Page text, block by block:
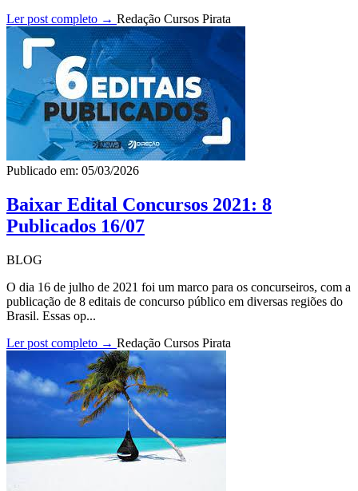
Ler post completo → Redação Cursos Pirata
Publicado em: 05/03/2026
Baixar Edital Concursos 2021: 8
Publicados 16/07
BLOG
O dia 16 de julho de 2021 foi um marco para os concurseiros, com a
publicação de 8 editais de concurso público em diversas regiões do
Brasil. Essas op...
Ler post completo → Redação Cursos Pirata